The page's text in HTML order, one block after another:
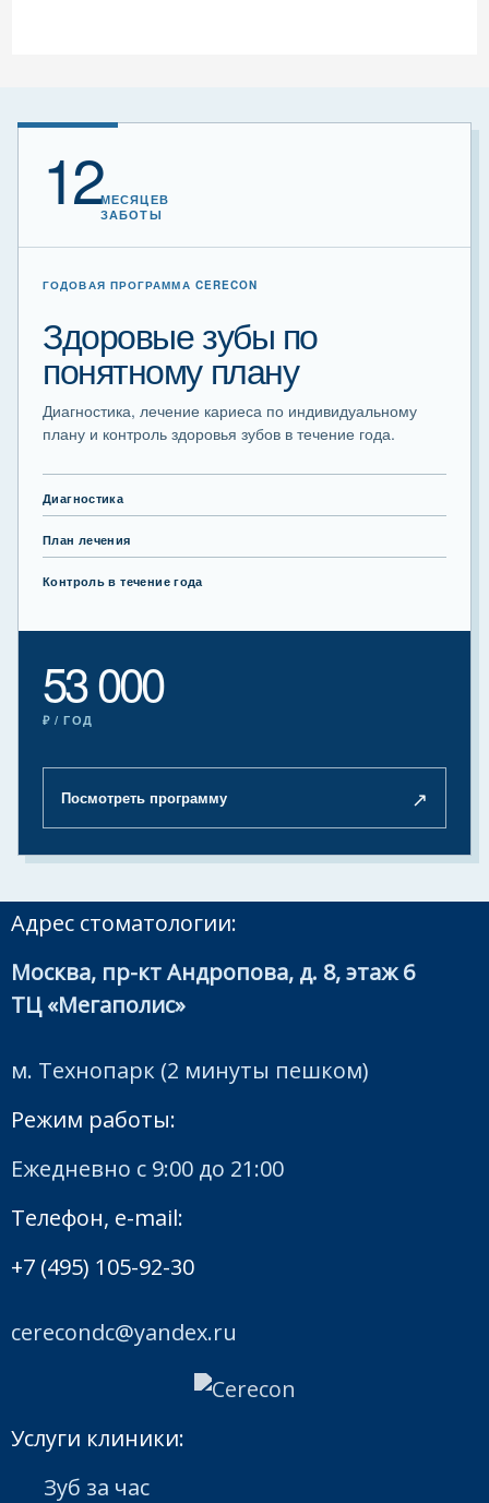
12МЕСЯЦЕВ
ЗАБОТЫ
ГОДОВАЯ ПРОГРАММА CERECON
Здоровые зубы по
понятному плану
Диагностика, лечение кариеса по индивидуальному
плану и контроль здоровья зубов в течение года.
Диагностика
План лечения
Контроль в течение года
53 000
₽ / ГОД
Посмотреть программу ↗
Адрес стоматологии:
Москва, пр-кт Андропова, д. 8, этаж 6
ТЦ «Мегаполис»
м. Технопарк (2 минуты пешком)
Режим работы:
Ежедневно с 9:00 до 21:00
Телефон, e-mail:
+7 (495) 105-92-30
cerecondc@yandex.ru
Услуги клиники:
Зуб за час